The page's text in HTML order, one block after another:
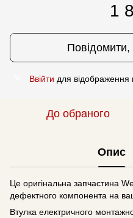
1
Повідомити,
Ввійти для відображення
До обраного
Опис
Це оригінальна запчастина
дефектного компонента на
Втулка електричного